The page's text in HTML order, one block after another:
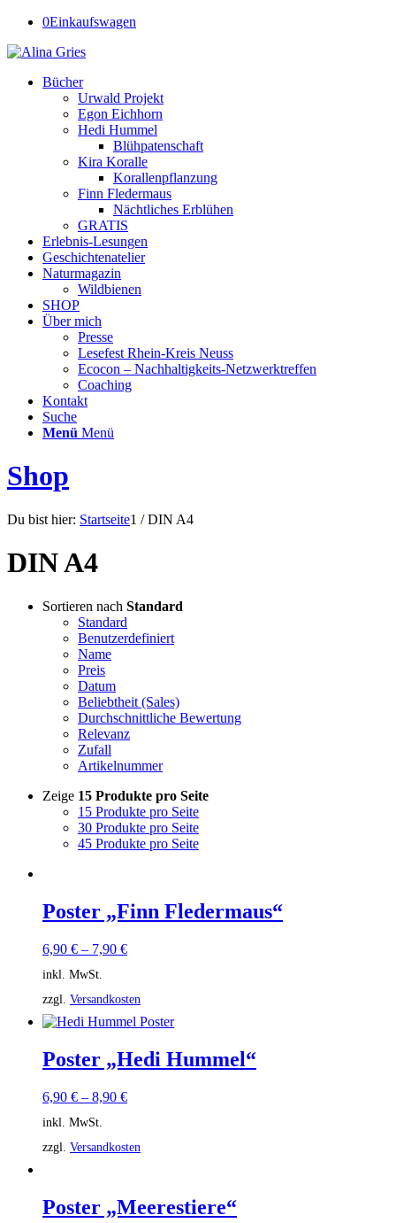
0Einkaufswagen
Bücher
Urwald Projekt
Egon Eichhorn
Hedi Hummel
Blühpatenschaft
Kira Koralle
Korallenpflanzung
Finn Fledermaus
Nächtliches Erblühen
GRATIS
Erlebnis-Lesungen
Geschichtenatelier
Naturmagazin
Wildbienen
SHOP
Über mich
Presse
Lesefest Rhein-Kreis Neuss
Ecocon – Nachhaltigkeits-Netzwerktreffen
Coaching
Kontakt
Suche
Menü Menü
Shop
Du bist hier: Startseite1 / DIN A4
DIN A4
Sortieren nach Standard
Standard
Benutzerdefiniert
Name
Preis
Datum
Beliebtheit (Sales)
Durchschnittliche Bewertung
Relevanz
Zufall
Artikelnummer
Zeige 15 Produkte pro Seite
15 Produkte pro Seite
30 Produkte pro Seite
45 Produkte pro Seite
Poster „Finn Fledermaus“
6,90 € – 7,90 €
inkl. MwSt.
zzgl. Versandkosten
Poster „Hedi Hummel“
6,90 € – 8,90 €
inkl. MwSt.
zzgl. Versandkosten
Poster „Meerestiere“